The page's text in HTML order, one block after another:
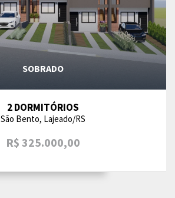
SOBRADO
2 DORMITÓRIOS
São Bento, Lajeado/RS
R$ 325.000,00